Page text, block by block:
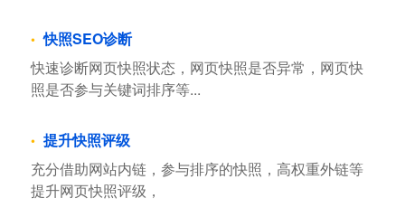
快照SEO诊断
快速诊断网页快照状态，网页快照是否异常，网页快
照是否参与关键词排序等...
提升快照评级
充分借助网站内链，参与排序的快照，高权重外链等
提升网页快照评级，